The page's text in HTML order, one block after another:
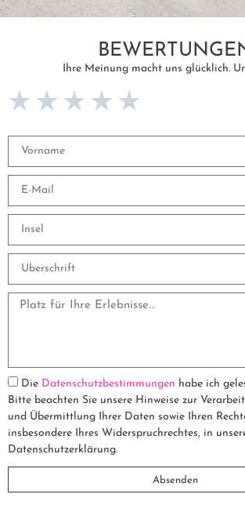
Ihre Meinung macht uns glücklich.
Die Datenschutzbestimmungen habe ich
Bitte beachten Sie unsere Hinweise zur
und Übermittlung Ihrer Daten sowie Ihren
insbesondere Ihres Widerspruchrechtes, in
Datenschutzerklärung.
Absenden